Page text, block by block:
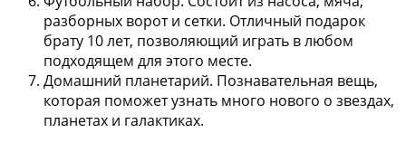
разборных ворот и сетки. Отличный подарок
брату 10 лет, позволяющий играть в любом
подходящем для этого месте.
Домашний планетарий. Познавательная вещь,
которая поможет узнать много нового о звездах,
планетах и галактиках.